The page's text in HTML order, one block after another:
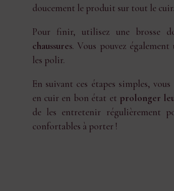
doucement le produit sur tout le cuir.
Pour finir, utilisez une brosse
chaussures. Vous pouvez
les polir.
En suivant ces étapes simples,
en cuir en bon état et prolonger
de les entretenir régulièrement
confortables à porter !